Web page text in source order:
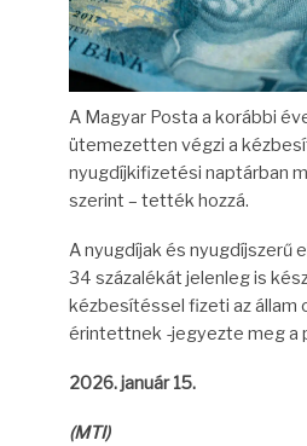
A Magyar Posta a korábbi
ütemezetten végzi a
nyugdíjkifizetési naptárban
szerint – tették hozzá.
A nyugdíjak és nyugdíjszerű
34 százalékát jelenleg is
kézbesítéssel fizeti az állam
érintettnek -jegyezte meg a
2026. január 15.
(MTI)